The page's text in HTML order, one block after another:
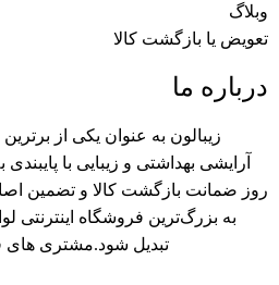
وبلاگ
تعویض یا بازگشت کالا
درباره ما
زیبالون به عنوان یکی از
روز ضمانت بازگشت کالا و تضمین
به بزرگ‌ترین فروشگاه اینترنتی
تبدیل شود.مشتری های